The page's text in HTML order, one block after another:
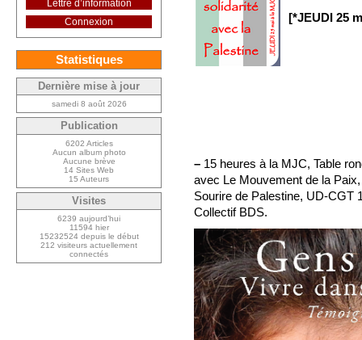
[*JEUDI 25
– 15 heures à la MJC, Table
avec Le Mouvement de la
Sourire de Palestine, UD-CGT
Collectif BDS.
Lettre d’information
Connexion
Statistiques
Dernière mise à jour
samedi 8 août 2026
Publication
6202 Articles
Aucun album photo
Aucune brève
14 Sites Web
15 Auteurs
Visites
6239 aujourd’hui
11594 hier
15232524 depuis le début
212 visiteurs actuellement
connectés